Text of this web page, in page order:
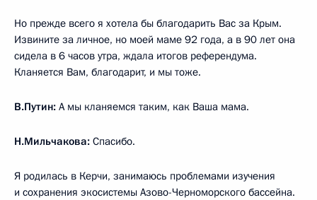
Но прежде всего я хотела бы благодарить Вас за Крым.
Извините за личное, но моей маме 92 года, а в 90 лет она
сидела в 6 часов утра, ждала итогов референдума.
Кланяется Вам, благодарит, и мы тоже.
В.Путин: А мы кланяемся таким, как Ваша мама.
Н.Мильчакова: Спасибо.
Я родилась в Керчи, занимаюсь проблемами изучения
и сохранения экосистемы Азово-Черноморского бассейна.